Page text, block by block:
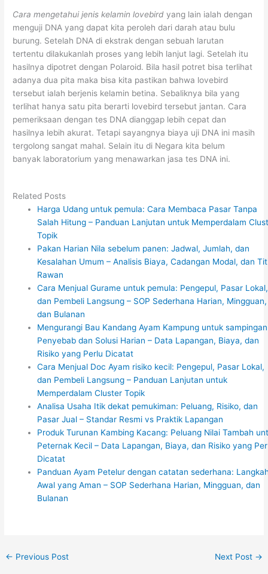
Cara mengetahui jenis kelamin lovebird yang lain ialah dengan
menguji DNA yang dapat kita peroleh dari darah atau bulu
burung. Setelah DNA di ekstrak dengan sebuah larutan
tertentu dilakukanlah proses yang lebih lanjut lagi. Setelah itu
hasilnya dipotret dengan Polaroid. Bila hasil potret bisa terlihat
adanya dua pita maka bisa kita pastikan bahwa lovebird
tersebut ialah berjenis kelamin betina. Sebaliknya bila yang
terlihat hanya satu pita berarti lovebird tersebut jantan. Cara
pemeriksaan dengan tes DNA dianggap lebih cepat dan
hasilnya lebih akurat. Tetapi sayangnya biaya uji DNA ini masih
tergolong sangat mahal. Selain itu di Negara kita belum
banyak laboratorium yang menawarkan jasa tes DNA ini.
Related Posts
Harga Udang untuk pemula: Cara Membaca Pasar Tanpa
Salah Hitung – Panduan Lanjutan untuk Memperdalam
Topik
Pakan Harian Nila sebelum panen: Jadwal, Jumlah, dan
Kesalahan Umum – Analisis Biaya, Cadangan Modal, dan
Rawan
Cara Menjual Gurame untuk pemula: Pengepul, Pasar Lokal,
dan Pembeli Langsung – SOP Sederhana Harian, Mingguan,
dan Bulanan
Mengurangi Bau Kandang Ayam Kampung untuk
Penyebab dan Solusi Harian – Data Lapangan, Biaya, dan
Risiko yang Perlu Dicatat
Cara Menjual Doc Ayam risiko kecil: Pengepul, Pasar Lokal,
dan Pembeli Langsung – Panduan Lanjutan untuk
Memperdalam Cluster Topik
Analisa Usaha Itik dekat pemukiman: Peluang, Risiko, dan
Pasar Jual – Standar Resmi vs Praktik Lapangan
Produk Turunan Kambing Kacang: Peluang Nilai Tambah
Peternak Kecil – Data Lapangan, Biaya, dan Risiko yang
Dicatat
Panduan Ayam Petelur dengan catatan sederhana:
Awal yang Aman – SOP Sederhana Harian, Mingguan, dan
Bulanan
← Previous Post Next Post →